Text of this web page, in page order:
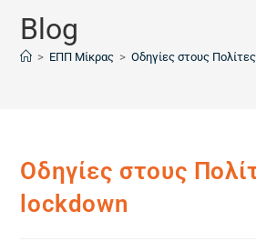
Blog
> ΕΠΠ Μίκρας > Οδηγίες στους
Οδηγίες στους
lockdown